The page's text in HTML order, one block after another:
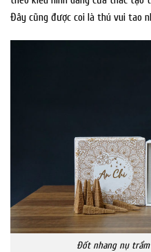
Đây cũng được coi là thú vui tao
Đốt nhang nụ